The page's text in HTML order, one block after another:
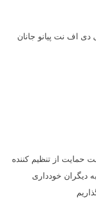
دی اف نت پیانو جانان
از تنظیم کننده
دیگران خودداری